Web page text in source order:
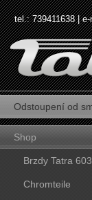
tel.: 739411638 |
Odstoupení od
Shop
Brzdy Tatra 603
Chromteile